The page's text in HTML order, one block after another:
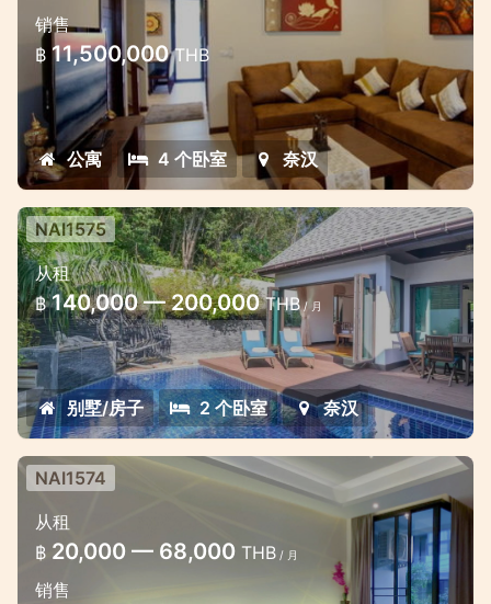
美丽的联排别墅，距离海滩仅几步之遥
销售
฿ 11,500,000THB
公寓 4 个卧室 奈汉
距离海滩 700 米的 2 卧室小型泳池别
墅
靠近海滩的漂亮度假别墅
NAI1575
从租
฿ 140,000 — 200,000THB/ 月
别墅/房子 2 个卧室 奈汉
奈涵单间公寓，步行几分钟即可到达海
滩
位置优越的漂亮公寓
NAI1574
从租
฿ 20,000 — 68,000 THB / 月
销售